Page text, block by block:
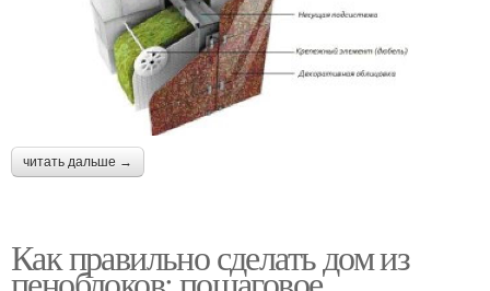
читать дальше →
Как правильно сделать дом из